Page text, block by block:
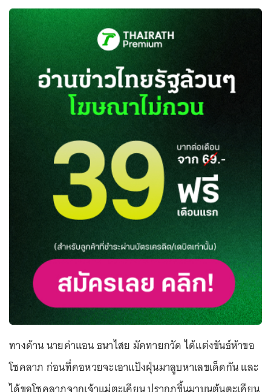
ทางด้าน นายคำแอน ธนาไสย มัคทายกวัด ได้แต่งขันธ์ห้าขอ
โชคลาภ ก่อนที่คอหวยจะเอาแป้งฝุ่นมาลูบหาเลขเด็ดกัน และ